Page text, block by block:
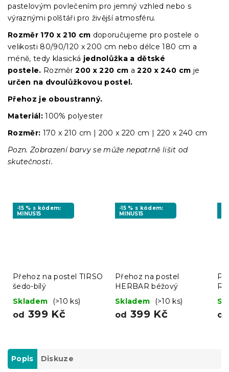
pastelovým povlečením pro jemný vzhled nebo s
výraznými polštáři pro živější atmosféru.
Rozměr 170 x 210 cm doporučujeme pro postele o
velikosti 80/90/120 x 200 cm nebo délce 180 cm a
méně, tedy klasická jednolůžka a dětské
postele. Rozměr200 x 220 cm a220 x 240 cm je
určen na dvoulůžkovou postel.
Přehoz je oboustranný.
Materiál:100% polyester
Rozměr: 170 x 210 cm | 200 x 220 cm | 220 x 240 cm
Pozn. Zobrazení barvy se může nepatrně lišit od
skutečnosti.
-15 % s kódem:
MINUS15
Přehoz na postel TIRSO
šedo-bílý
Skladem
(>10 ks)
od 399 Kč
-15 % s kódem:
MINUS15
Přehoz na postel
HERBAR béžový
Skladem
(>10 ks)
od 399 Kč od
Popis Diskuze